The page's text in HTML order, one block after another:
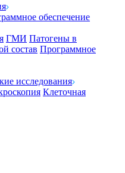
обеспечение
ГМИ Патогены в
состав Программное
исследования
Клеточная